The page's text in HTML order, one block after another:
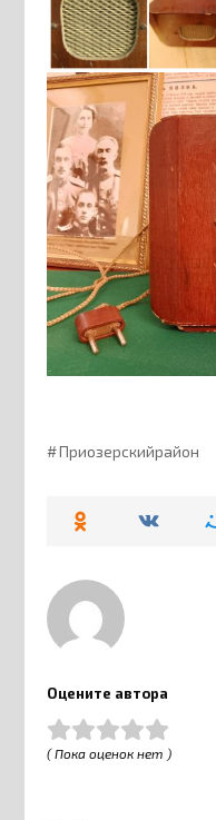
Приозерскийрайон
Оцените автора
( Пока оценок нет )